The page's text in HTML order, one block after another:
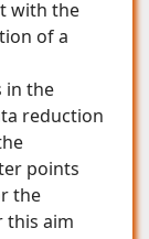
with the
of a
in the
reduction
points
the
this aim